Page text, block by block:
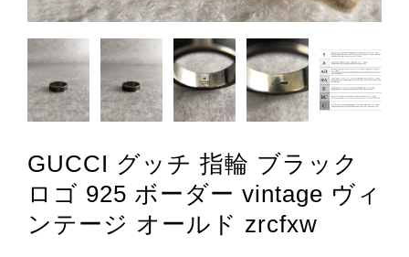
GUCCI グッチ 指輪 ブラック
ロゴ 925 ボーダー vintage ヴィ
ンテージ オールド zrcfxw